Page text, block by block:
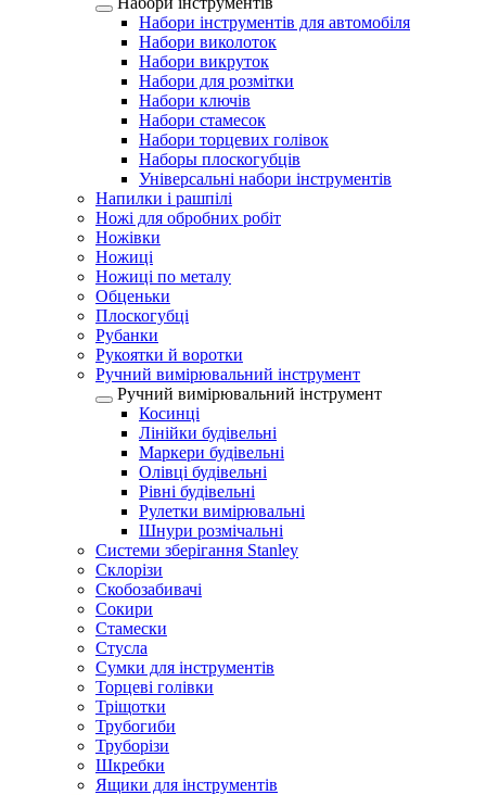
Набори інструментів для автомобіля
Набори виколоток
Набори викруток
Набори для розмітки
Набори ключів
Набори стамесок
Набори торцевих голівок
Наборы плоскогубців
Універсальні набори інструментів
Напилки і рашпілі
Ножі для обробних робіт
Ножівки
Ножиці
Ножиці по металу
Обценьки
Плоскогубці
Рубанки
Рукоятки й воротки
Ручний вимірювальний інструмент
Ручний вимірювальний інструмент
Косинці
Лінійки будівельні
Маркери будівельні
Олівці будівельні
Рівні будівельні
Рулетки вимірювальні
Шнури розмічальні
Системи зберігання Stanley
Склорізи
Скобозабивачі
Сокири
Стамески
Стусла
Сумки для інструментів
Торцеві голівки
Тріщотки
Трубогиби
Труборізи
Шкребки
Ящики для інструментів